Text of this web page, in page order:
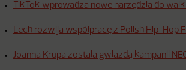
TikTok wprowadza nowe narzędzia do
Lech rozwija współpracę z Polish Hip-Hop
Joanna Krupa została gwiazdą kampanii